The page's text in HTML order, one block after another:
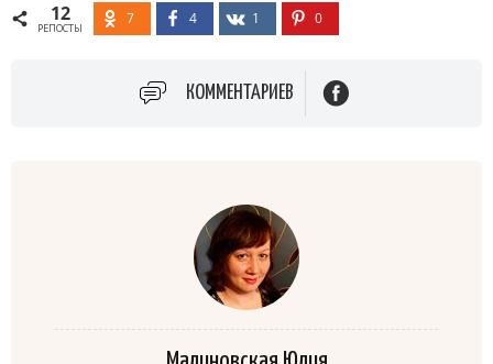
12
РЕПОСТЫ
7 4 1 0
КОММЕНТАРИЕВ